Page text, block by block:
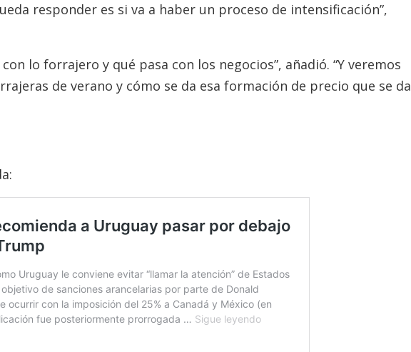
responder es si va a haber un proceso de intensificación”,
lo forrajero y qué pasa con los negocios”, añadió. “Y veremos
de verano y cómo se da esa formación de precio que se da